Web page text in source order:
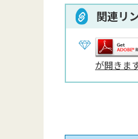
関連リ
が開きます